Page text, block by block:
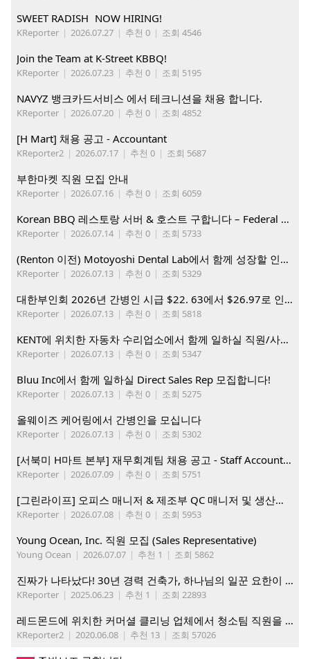
SWEET RADISH NOW HIRING!
KReporter | 2026.07.27 | 추천 0 | 조회 4546
Join the Team at K-Street KBBQ!
KReporter | 2026.07.23 | 추천 0 | 조회 5195
NAVYZ 뱅크카드서비스 에서 테크니션을 채용 합니다.
KReporter | 2026.07.20 | 추천 0 | 조회 4852
[H Mart] 채용 공고 - Accountant
KReporter2 | 2026.07.17 | 추천 0 | 조회 5687
부한마켓 직원 모집 안내
KReporter | 2026.07.16 | 추천 0 | 조회 6059
Korean BBQ 레스토랑 서버 & 호스트 구합니다 – Federal Way & Tacoma $45-$60/hr (server), $21-23/hr (Host)
KReporter | 2026.07.14 | 추천 0 | 조회 5733
(Renton 이전) Motoyoshi Dental Lab에서 함께 성장할 인재를 모십니다.
KReporter | 2026.07.13 | 추천 0 | 조회 5329
대한부인회 2026년 간병인 시급 $22. 63에서 $26.97로 인상. 지금 간병인들을 모집합니다
KReporter | 2026.07.13 | 추천 0 | 조회 5818
KENT에 위치한 자동차 수리업소에서 함께 일하실 직원/사무직원 구합니다.
KReporter | 2026.07.13 | 추천 0 | 조회 5347
Bluu Inc에서 함께 일하실 Direct Sales Rep 모집합니다!
KReporter | 2026.07.13 | 추천 0 | 조회 5275
올웨이즈 케어링에서 간병인을 모십니다
KReporter | 2026.07.13 | 추천 0 | 조회 5302
[서북미 H마트 본부] 재무회계팀 채용 공고 - Staff Accountant
KReporter | 2026.07.09 | 추천 0 | 조회 5751
[그린라이프] 오피스 매니저 & 제조부 QC 매니저 및 생산직, 웨어하우스 직원 모집
KReporter | 2026.07.08 | 추천 0 | 조회 5953
Young Ocean, Inc. 직원 모집 (Sales Representative)
Young Ocean | 2026.07.07 | 추천 1 | 조회 5862
진짜가 나타났다! 30년 경력 건축가, 하나님의 일꾼 요한이 책임 시공합니다.
KReporter | 2025.06.23 | 추천 1 | 조회 22893
레드몬드에 위치한 커머셜 클리닝 업체에서 청소팀 직원을 모집합니다.
KReporter2 | 2020.06.08 | 추천 13 | 조회 57026